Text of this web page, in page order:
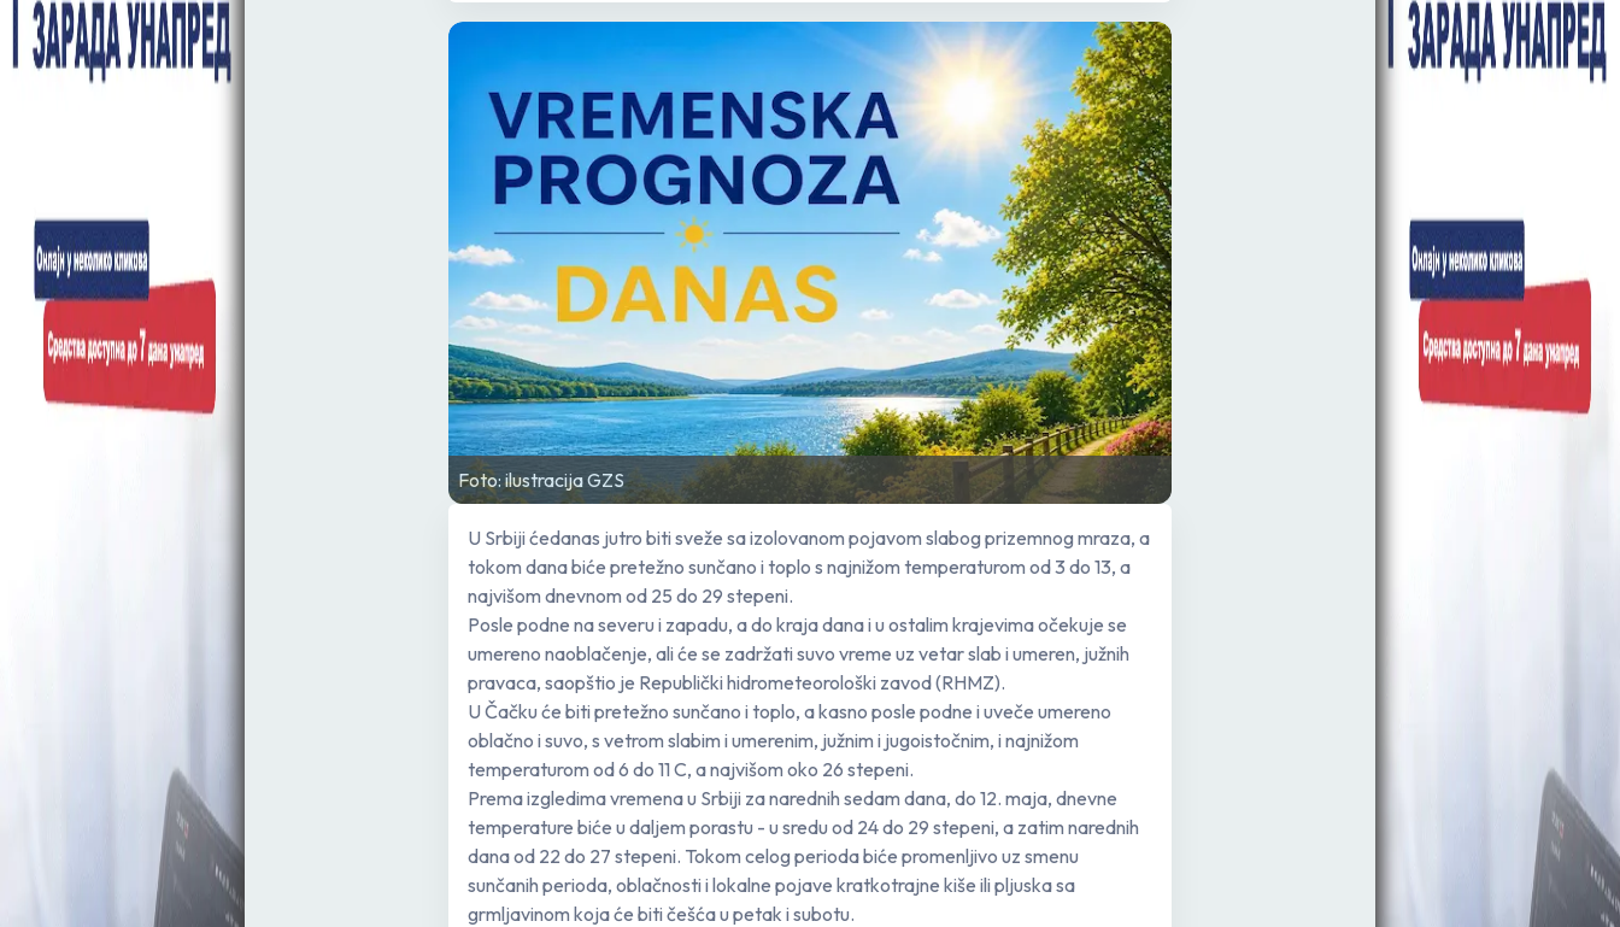
Foto: ilustracija GZS
U Srbiji ćedanas jutro biti sveže sa izolovanom pojavom slabog prizemnog mraza, a
tokom dana biće pretežno sunčano i toplo s najnižom temperaturom od 3 do 13, a
najvišom dnevnom od 25 do 29 stepeni.
Posle podne na severu i zapadu, a do kraja dana i u ostalim krajevima očekuje se
umereno naoblačenje, ali će se zadržati suvo vreme uz vetar slab i umeren, južnih
pravaca, saopštio je Republički hidrometeorološki zavod (RHMZ).
U Čačku će biti pretežno sunčano i toplo, a kasno posle podne i uveče umereno
oblačno i suvo, s vetrom slabim i umerenim, južnim i jugoistočnim, i najnižom
temperaturom od 6 do 11 C, a najvišom oko 26 stepeni.
Prema izgledima vremena u Srbiji za narednih sedam dana, do 12. maja, dnevne
temperature biće u daljem porastu - u sredu od 24 do 29 stepeni, a zatim narednih
dana od 22 do 27 stepeni. Tokom celog perioda biće promenljivo uz smenu
sunčanih perioda, oblačnosti i lokalne pojave kratkotrajne kiše ili pljuska sa
grmljavinom koja će biti češća u petak i subotu.